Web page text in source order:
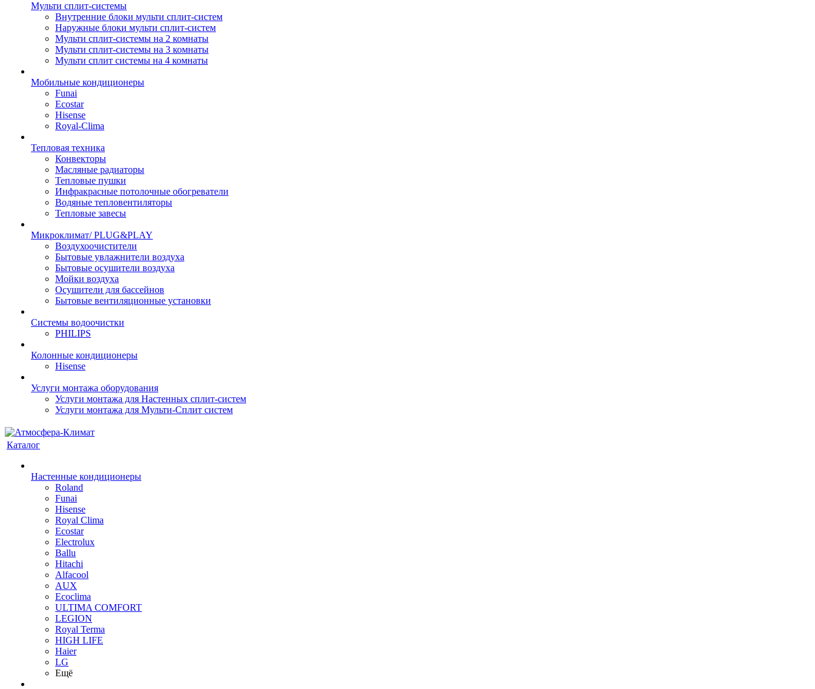
Мульти сплит-системы
Внутренние блоки мульти сплит-систем
Наружные блоки мульти сплит-систем
Мульти сплит-системы на 2 комнаты
Мульти сплит-системы на 3 комнаты
Мульти сплит системы на 4 комнаты
Мобильные кондиционеры
Funai
Ecostar
Hisense
Royal-Clima
Тепловая техника
Конвекторы
Масляные радиаторы
Тепловые пушки
Инфракрасные потолочные обогреватели
Водяные тепловентиляторы
Тепловые завесы
Микроклимат/ PLUG&PLAY
Воздухоочистители
Бытовые увлажнители воздуха
Бытовые осушители воздуха
Мойки воздуха
Осушители для бассейнов
Бытовые вентиляционные установки
Системы водоочистки
PHILIPS
Колонные кондиционеры
Hisense
Услуги монтажа оборудования
Услуги монтажа для Настенных сплит-систем
Услуги монтажа для Мульти-Сплит систем
Каталог
Настенные кондиционеры
Roland
Funai
Hisense
Royal Clima
Ecostar
Electrolux
Ballu
Hitachi
Alfacool
AUX
Ecoclima
ULTIMA COMFORT
LEGION
Royal Terma
HIGH LIFE
Haier
LG
Ещё